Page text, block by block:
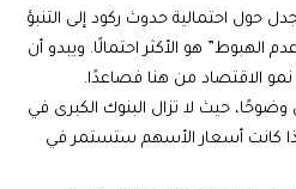
حول احتمالية حدوث ركود إلى التنبؤ
الهبوط” هو الأكثر احتمالًا. ويبدو أن
الاقتصاد من هنا فصاعدًا.
حيث لا تزال البنوك الكبرى في
كانت أسعار الأسهم ستستمر في